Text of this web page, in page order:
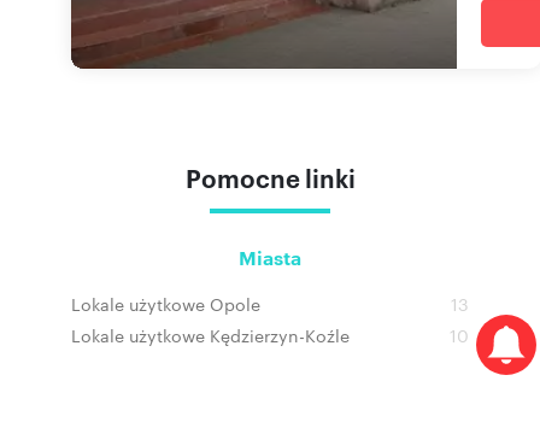
Pomocne linki
Miasta
Lokale użytkowe Opole
13
Lokale użytkowe Kędzierzyn-Koźle
10